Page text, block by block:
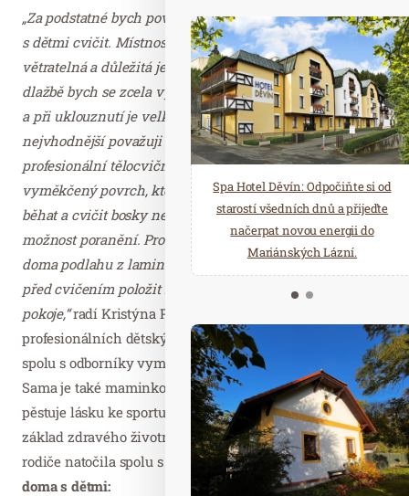
„Za podstatné bych považovala hlavně místo, kde budete
s dětmi cvičit. Místnost musí být prostorná a dobře
větratelná a důležitá je i podlahová krytina. Cvičení na
dlažbě bych se zcela vyhnula – při doskocích trpí klouby
a při uklouznutí je velká pravděpodobnost zranění. Za
nejvhodnější považuji koberec s nízkým vlasem. Naše
profesionální tělocvičny mají po celé ploše speciální
vyměkčený povrch, který neklouže, umožňuje dětem
běhat a cvičit bosky nebo v ponožkách a eliminuje
možnost poranění. Proto bych doporučila, pokud máte
doma podlahu z laminátu, vinylu nebo dřeva, raději na ni
před cvičením položit například kobereček z dětského
pokoje,“radí Kristýna Přibylová, která je autorka projektu
profesionálních dětských tělocvičen Monkeyˈs Gym a
spolu s odborníky vymyslela vlastní metodiku cvičení.
Sama je také maminkou tří dětí, u nichž odmalička
pěstuje lásku ke sportu a pohybu, které považuje za
základ zdravého životního stylu. Jako inspiraci pro
rodiče natočila spolu s kolegynávodná videa, jak cvičit
doma s dětmi:
Spa Hotel Děvín: Odpočiňte si od
starostí všedních dnů a přijeďte
načerpat novou energii do
Mariánských Lázní.
Saunový ráj Holice: Odpočinek a
relaxace v oáze klidu a pohody.
Několik druhů saun a různé
možnosti ochlazení.